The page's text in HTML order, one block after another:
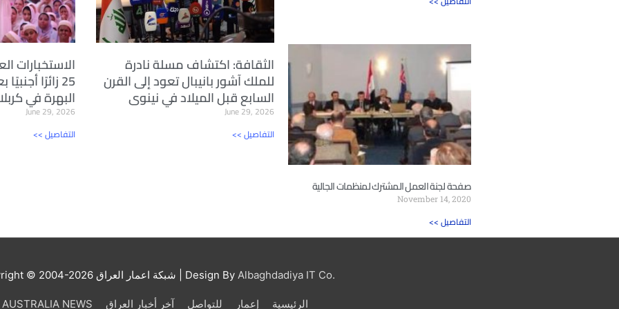
الاستخبارات
25 زائرًا
البهرة في
June 29, 2026
<< التفاصيل
الثقافة: اكتشاف مسلة نادرة
للملك آشور بانيبال تعود إلى القرن
السابع قبل الميلاد في نينوى
June 29, 2026
<< التفاصيل
صفحة لجنة العمل المشترك لمنظمات الجالية
November 14, 2020
<< التفاصيل
© 2004-2026 شبكة اعمار العراق | Design By Albaghdadiya IT Co.
AUSTRALIA NEWS آخر أخبار العراق للتواصل إعمار الرئيسية